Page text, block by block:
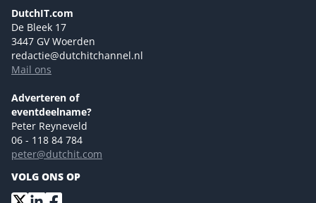
Marketingmogelijkheden 2026
Eventmogelijkheden 2026
Advertising opportunities 2026 ENG
Event opportunities 2026 ENG
Versturen
DutchIT.com
De Bleek 17
3447 GV Woerden
redactie@dutchitchannel.nl
Mail ons
Adverteren of
eventdeelname?
Peter Reyneveld
06 - 118 84 784
peter@dutchit.com
VOLG ONS OP